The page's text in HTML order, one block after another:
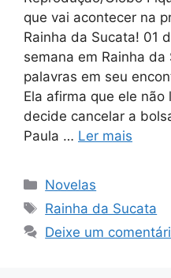
que vai acontecer na
Rainha da Sucata! 01
semana em Rainha
palavras em seu
Ela afirma que ele
decide cancelar a
Paula … Ler mais
Categorias
Novelas
Tags
Rainha da Sucata
Deixe um